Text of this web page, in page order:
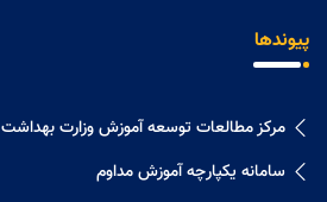
پیوندها
مرکز مطالعات توسعه آموزش وزارت بهداشت
سامانه یکپارچه آموزش مداوم